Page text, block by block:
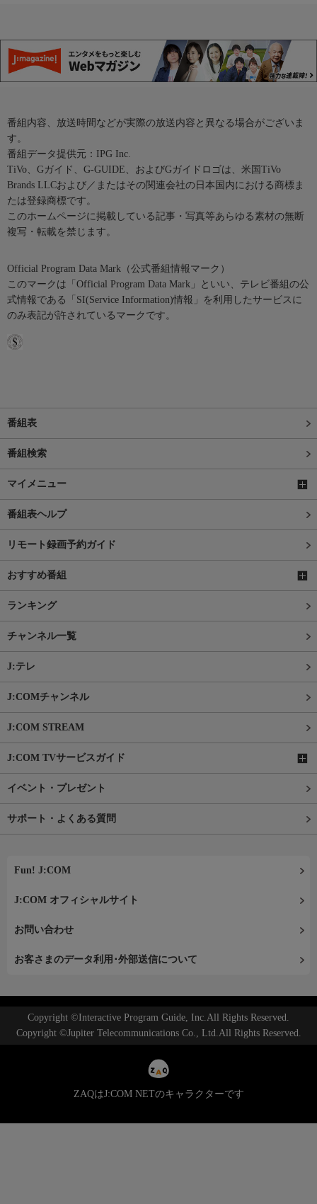
番組内容、放送時間などが実際の放送内容と異なる場合がございま
す。
番組データ提供元：IPG Inc.
TiVo、Gガイド、G-GUIDE、およびGガイドロゴは、米国TiVo
Brands LLCおよび／またはその関連会社の日本国内における商標ま
たは登録商標です。
このホームページに掲載している記事・写真等あらゆる素材の無断
複写・転載を禁じます。
Official Program Data Mark（公式番組情報マーク）
このマークは「Official Program Data Mark」といい、テレビ番組の公
式情報である「SI(Service Information)情報」を利用したサービスに
のみ表記が許されているマークです。
番組表
番組検索
マイメニュー
番組表ヘルプ
リモート録画予約ガイド
おすすめ番組
ランキング
チャンネル一覧
J:テレ
J:COMチャンネル
J:COM STREAM
J:COM TVサービスガイド
イベント・プレゼント
サポート・よくある質問
Fun! J:COM
J:COM オフィシャルサイト
お問い合わせ
お客さまのデータ利用･外部送信について
Copyright ©Interactive Program Guide, Inc.All Rights Reserved.
Copyright ©Jupiter Telecommunications Co., Ltd.All Rights Reserved.
ZAQはJ:COM NETのキャラクターです